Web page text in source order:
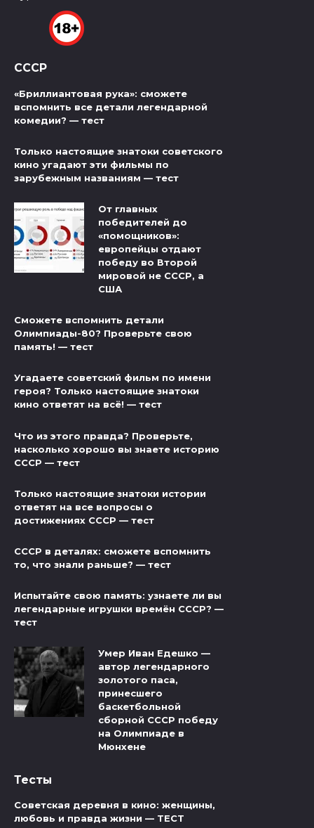
СССР
«Бриллиантовая рука»: сможете
вспомнить все детали легендарной
комедии? — тест
Только настоящие знатоки советского
кино угадают эти фильмы по
зарубежным названиям — тест
От главных
победителей до
«помощников»:
европейцы отдают
победу во Второй
мировой не СССР, а
США
Сможете вспомнить детали
Олимпиады-80? Проверьте свою
память! — тест
Угадаете советский фильм по имени
героя? Только настоящие знатоки
кино ответят на всё! — тест
Что из этого правда? Проверьте,
насколько хорошо вы знаете историю
СССР — тест
Только настоящие знатоки истории
ответят на все вопросы о
достижениях СССР — тест
СССР в деталях: сможете вспомнить
то, что знали раньше? — тест
Испытайте свою память: узнаете ли вы
легендарные игрушки времён СССР? —
тест
Умер Иван Едешко —
автор легендарного
золотого паса,
принесшего
баскетбольной
сборной СССР победу
на Олимпиаде в
Мюнхене
Тесты
Советская деревня в кино: женщины,
любовь и правда жизни — ТЕСТ